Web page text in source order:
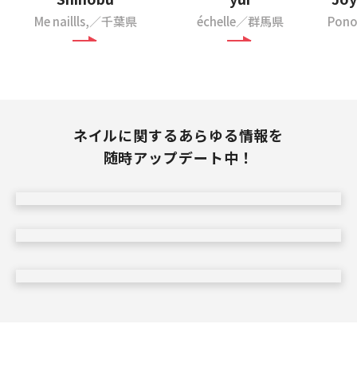
Me naillls,／千葉県 échelle／群馬県
ネイルに関するあらゆる情報を
随時アップデート中！